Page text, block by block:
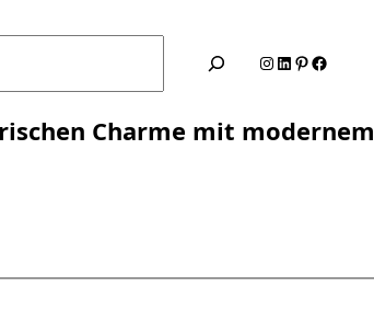
Instagram LinkedIn Pinterest Facebook
Charme mit modernem